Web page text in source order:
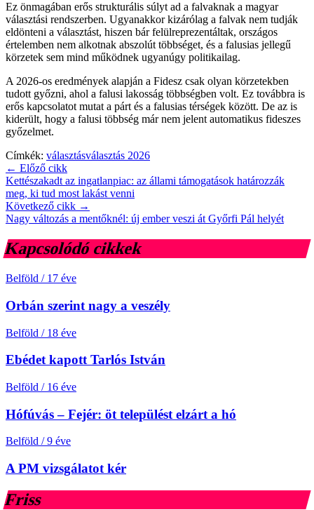
Ez önmagában erős strukturális súlyt ad a falvaknak a magyar
választási rendszerben. Ugyanakkor kizárólag a falvak nem tudják
eldönteni a választást, hiszen bár felülreprezentáltak, országos
értelemben nem alkotnak abszolút többséget, és a falusias jellegű
körzetek sem mind működnek ugyanúgy politikailag.
A 2026-os eredmények alapján a Fidesz csak olyan körzetekben
tudott győzni, ahol a falusi lakosság többségben volt. Ez továbbra is
erős kapcsolatot mutat a párt és a falusias térségek között. De az is
kiderült, hogy a falusi többség már nem jelent automatikus fideszes
győzelmet.
Címkék: választásválasztás 2026
← Előző cikk
Kettészakadt az ingatlanpiac: az állami támogatások határozzák
meg, ki tud most lakást venni
Következő cikk →
Nagy változás a mentőknél: új ember veszi át Győrfi Pál helyét
Kapcsolódó cikkek
Belföld / 17 éve
Orbán szerint nagy a veszély
Belföld / 18 éve
Ebédet kapott Tarlós István
Belföld / 16 éve
Hófúvás – Fejér: öt települést elzárt a hó
Belföld / 9 éve
A PM vizsgálatot kér
Friss